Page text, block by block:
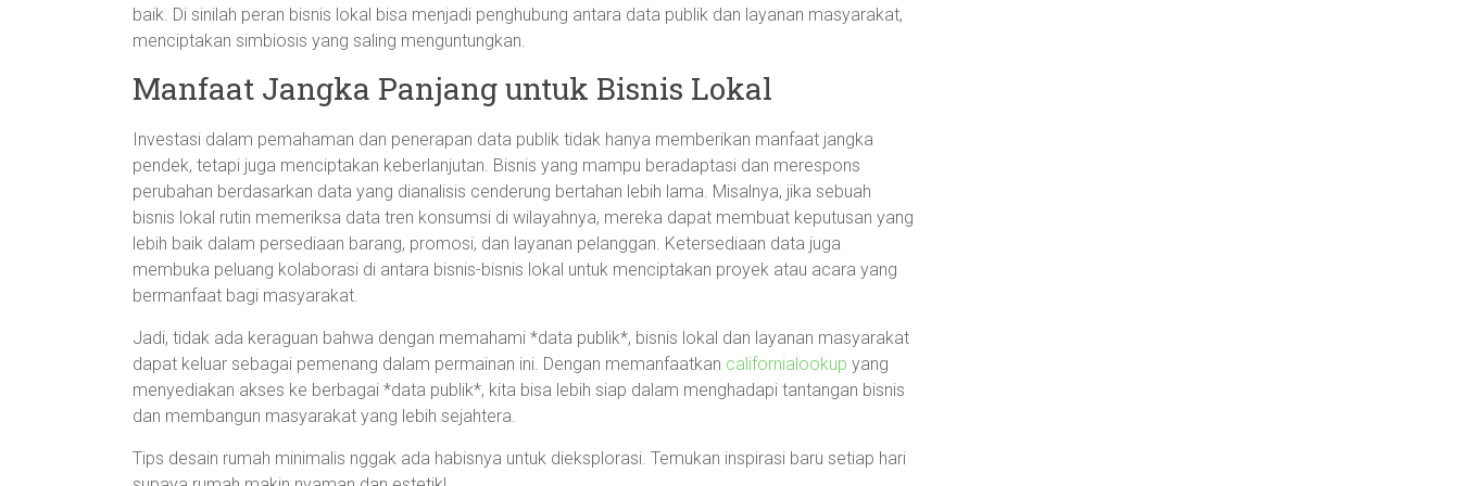
baik. Di sinilah peran bisnis lokal bisa menjadi penghubung antara data publik dan layanan masyarakat,
menciptakan simbiosis yang saling menguntungkan.
Manfaat Jangka Panjang untuk Bisnis Lokal
Investasi dalam pemahaman dan penerapan data publik tidak hanya memberikan manfaat jangka
pendek, tetapi juga menciptakan keberlanjutan. Bisnis yang mampu beradaptasi dan merespons
perubahan berdasarkan data yang dianalisis cenderung bertahan lebih lama. Misalnya, jika sebuah
bisnis lokal rutin memeriksa data tren konsumsi di wilayahnya, mereka dapat membuat keputusan yang
lebih baik dalam persediaan barang, promosi, dan layanan pelanggan. Ketersediaan data juga
membuka peluang kolaborasi di antara bisnis-bisnis lokal untuk menciptakan proyek atau acara yang
bermanfaat bagi masyarakat.
Jadi, tidak ada keraguan bahwa dengan memahami *data publik*, bisnis lokal dan layanan masyarakat
dapat keluar sebagai pemenang dalam permainan ini. Dengan memanfaatkan californialookup yang
menyediakan akses ke berbagai *data publik*, kita bisa lebih siap dalam menghadapi tantangan bisnis
dan membangun masyarakat yang lebih sejahtera.
Tips desain rumah minimalis nggak ada habisnya untuk dieksplorasi. Temukan inspirasi baru setiap hari